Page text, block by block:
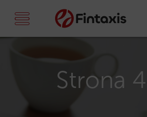
Strona